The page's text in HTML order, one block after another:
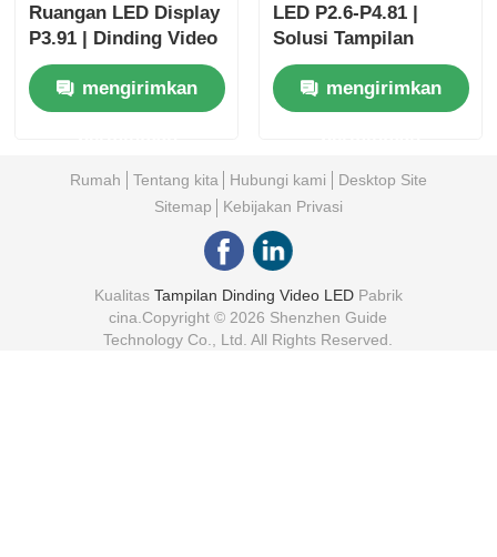
Ruangan LED Display
P3.91 | Dinding Video
Tahan Air IP65
mengirimkan
LED P2.6-P4.81 |
Solusi Tampilan
Acara
mengirimkan
Rumah Tentang kita Hubungi kami
Desktop Site
Sitemap
Kebijakan Privasi
Kualitas Tampilan Dinding Video LEDPabrik
cina.Copyright © 2026 Shenzhen Guide
Technology Co., Ltd. All Rights Reserved.